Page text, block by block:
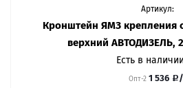
Артикул:
Кронштейн ЯМЗ крепления
верхний АВТОДИЗЕЛЬ,
Есть в
Опт-2 1 536